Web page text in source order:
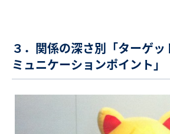
３．関係の深さ別「ターゲ
ミュニケーションポイント」